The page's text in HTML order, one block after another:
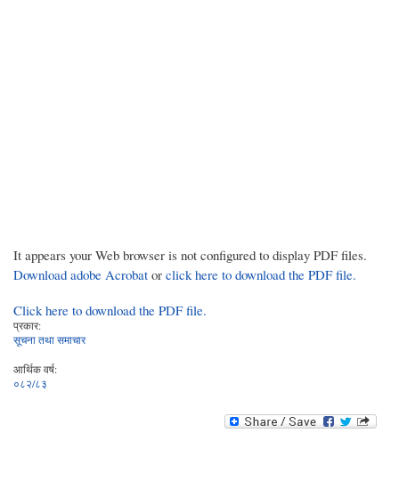
It appears your Web browser is not configured to display PDF files.
Download adobe Acrobat or click here to download the PDF file.
Click here to download the PDF file.
प्रकार:
सूचना तथा समाचार
आर्थिक वर्ष:
०८२/८३